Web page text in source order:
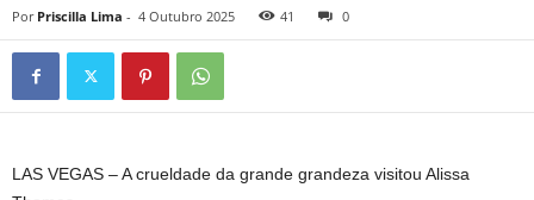
Por Priscilla Lima - 4 Outubro 2025 41 0
LAS VEGAS – A crueldade da grande grandeza visitou Alissa